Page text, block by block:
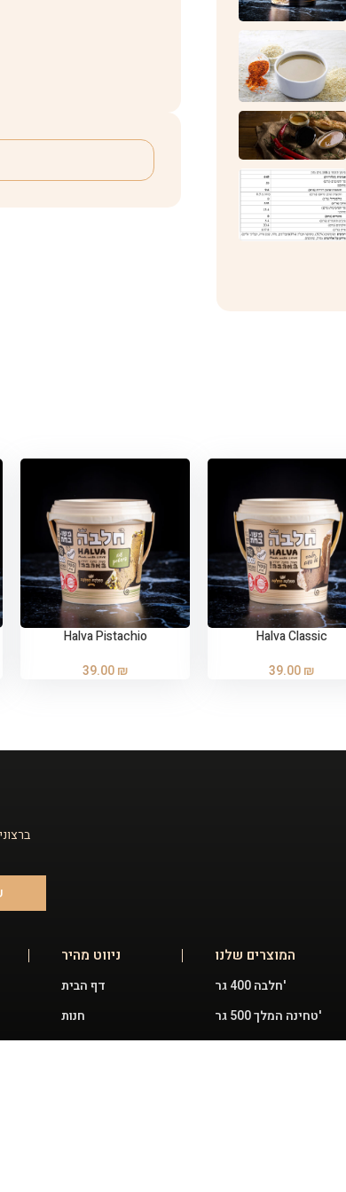
ADD TO CART
Halva Pistachio
39.00₪
ADD TO CART
Halva Classic
39.00₪
ניווט מהיר
דף הבית
חנות
זכיינות
המוצרים שלנו
חלבה 400 גר'
טחינה המלך 500 גר'
מארזים חגיגיים